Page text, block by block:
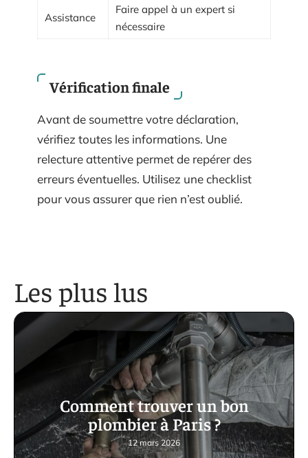
Assistance
Faire appel à un expert si
nécessaire
Vérification finale
Avant de soumettre votre déclaration,
vérifiez toutes les informations. Une
relecture attentive permet de repérer des
erreurs éventuelles. Utilisez une checklist
pour vous assurer que rien n’est oublié.
Les plus lus
Comment trouver un bon
plombier à Paris ?
12 mars 2026